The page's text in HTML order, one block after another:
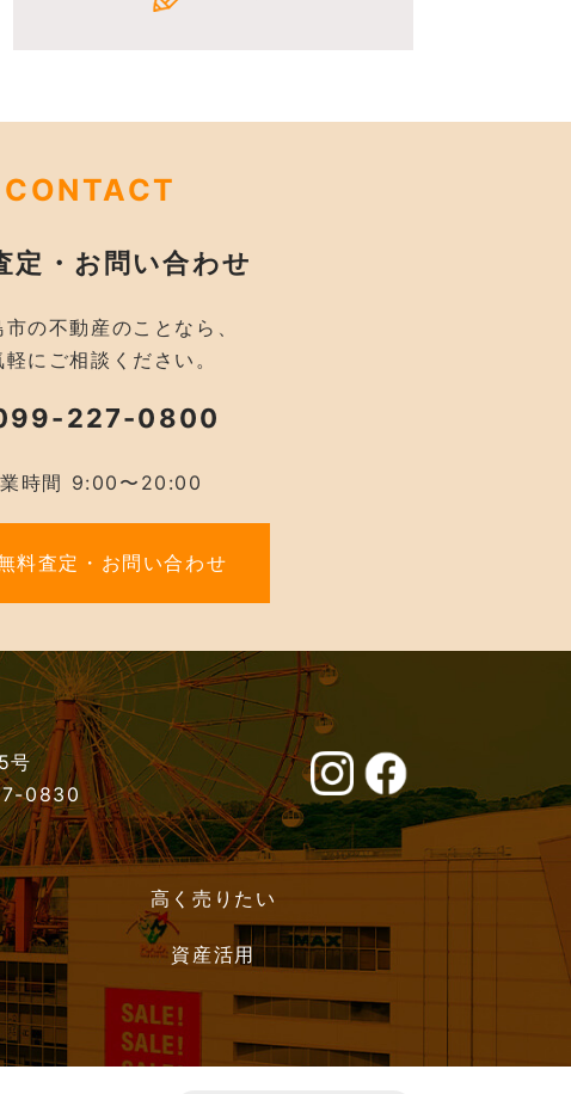
CONTACT
定・お問い合わせ
市の不動産のことなら、
軽にご相談ください。
227-0800
時間 9:00〜20:00
料査定・お問い合わせ
号
0830
高く売りたい
資産活用